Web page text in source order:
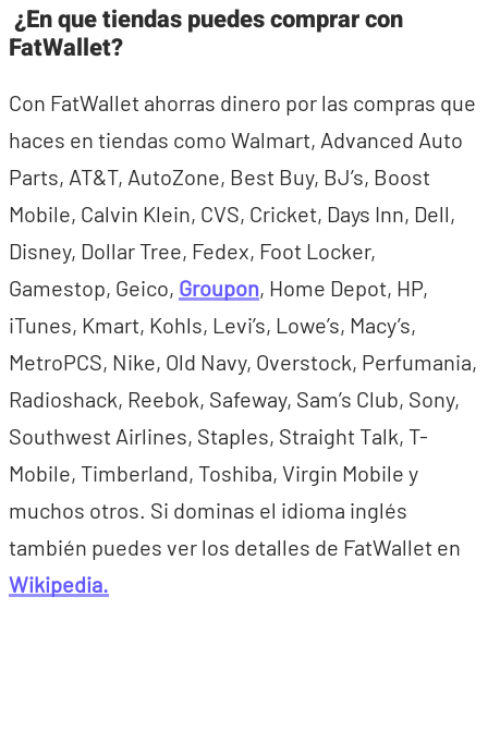
¿En que tiendas puedes comprar con
FatWallet?
Con FatWallet ahorras dinero por las compras que
haces en tiendas como Walmart, Advanced Auto
Parts, AT&T, AutoZone, Best Buy, BJ’s, Boost
Mobile, Calvin Klein, CVS, Cricket, Days Inn, Dell,
Disney, Dollar Tree, Fedex, Foot Locker,
Gamestop, Geico, Groupon, Home Depot, HP,
iTunes, Kmart, Kohls, Levi’s, Lowe’s, Macy’s,
MetroPCS, Nike, Old Navy, Overstock, Perfumania,
Radioshack, Reebok, Safeway, Sam’s Club, Sony,
Southwest Airlines, Staples, Straight Talk, T-
Mobile, Timberland, Toshiba, Virgin Mobile y
muchos otros. Si dominas el idioma inglés
también puedes ver los detalles de FatWallet en
Wikipedia.